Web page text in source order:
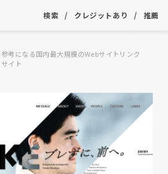
検索 クレジットあり 推薦
考になる国内最大規模のWebサイトリンク
イト